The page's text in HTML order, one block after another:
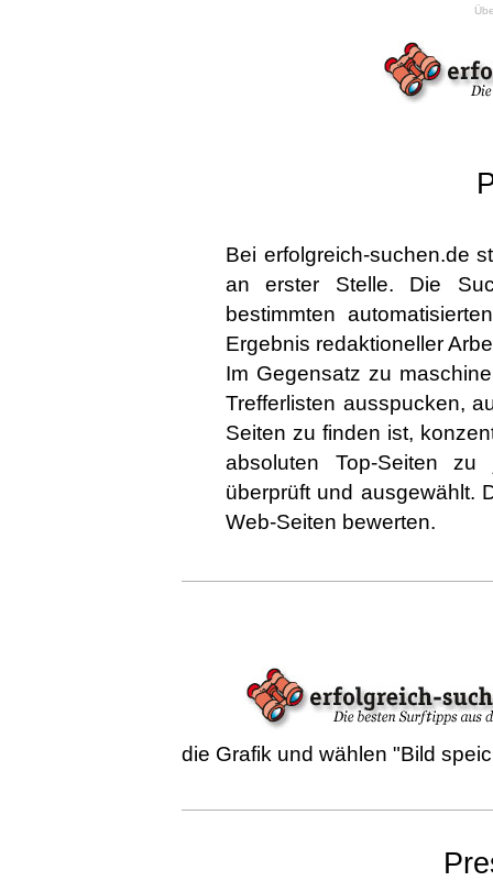
Bei erfolgreich-suchen.de
an erster Stelle. Die
bestimmten
Ergebnis redaktioneller
Im Gegensatz zu
Trefferlisten ausspucken,
Seiten zu finden ist,
absoluten Top-Seiten zu
überprüft und ausgewählt.
Web-Seiten bewerten.
die Grafik und wählen "Bild